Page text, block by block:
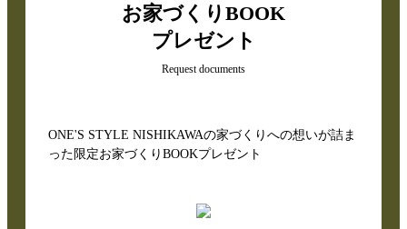
お家づくりBOOK
プレゼント
Request documents
ONE'S STYLE NISHIKAWAの家づくりへの想いが詰ま
った限定お家づくりBOOKプレゼント